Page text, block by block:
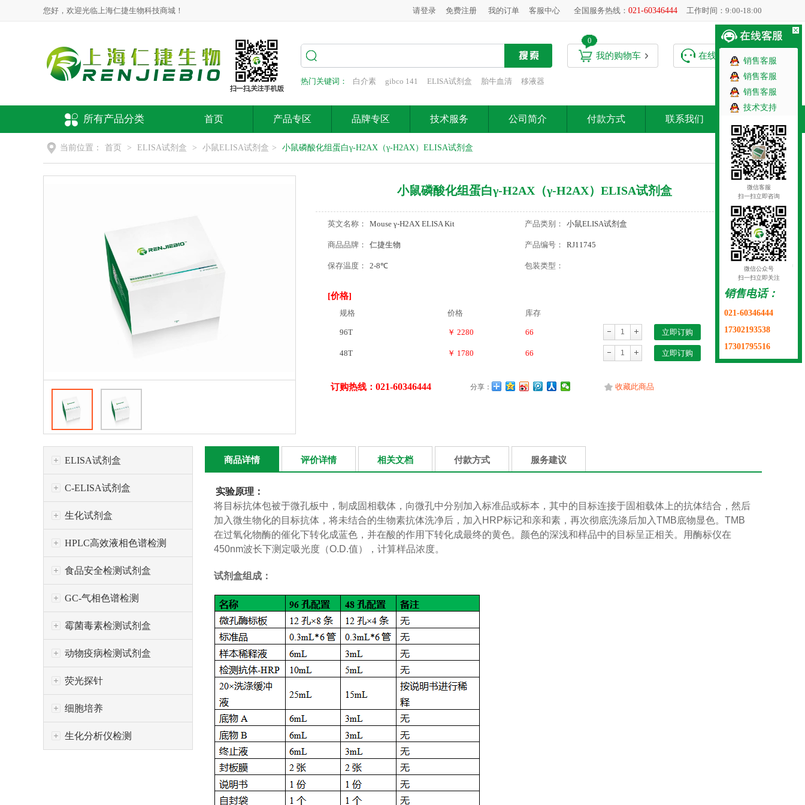
您好，欢迎光临上海仁捷生物科技商城！ 工作时间：9:00-18:00
全国服务热线： 021-60346444
请登录 免费注册 我的订单 客服中心
0
我的购物车 在线客服
热门关键词： 白介素 gibco 141 ELISA试剂盒 胎牛血清 移液器
所有产品分类 首页 产品专区 品牌专区 技术服务 公司简介 付款方式 联系我们
当前位置： 首页 > ELISA试剂盒 > 小鼠ELISA试剂盒 > 小鼠磷酸化组蛋白γ-H2AX（γ-H2AX）ELISA试剂盒
小鼠磷酸化组蛋白γ-H2AX（γ-H2AX）ELISA试剂盒
英文名称： Mouse γ-H2AX ELISA Kit 产品类别： 小鼠ELISA试剂盒
商品品牌： 仁捷生物 产品编号： RJ11745
保存温度： 2-8℃ 包装类型：
[价格]
规格 价格 库存
96T ￥ 2280 66 立即订购
48T ￥ 1780 66 立即订购
订购热线： 021-60346444 分享： 收藏此商品
ELISA试剂盒
C-ELISA试剂盒
生化试剂盒
HPLC高效液相色谱检测
食品安全检测试剂盒
GC-气相色谱检测
霉菌毒素检测试剂盒
动物疫病检测试剂盒
荧光探针
细胞培养
生化分析仪检测
商品详情 评价详情 相关文档 付款方式 服务建议
实验原理：
将目标抗体包被于微孔板中，制成固相载体，向微孔中分别加入标准品或标本，其中的目标连接于固相载体上的抗体结合，然后
加入微生物化的目标抗体，将未结合的生物素抗体洗净后，加入 HRP标记和亲和素，再次彻底洗涤后加入TMB底物显色。 TMB
在过氧化物酶的催化下转化成蓝色，并在酸的作用下转化成最终的黄色。颜色的深浅和样品中的目标呈正相关。用酶标仪在
450nm波长下测定吸光度（O.D.值），计算样品浓度。
试剂盒组成：
销售客服
销售客服
销售客服
技术支持
微信客服
扫一扫立即咨询
微信公众号
扫一扫立即关注
销售电话：
021-60346444
17302193538
17301795516